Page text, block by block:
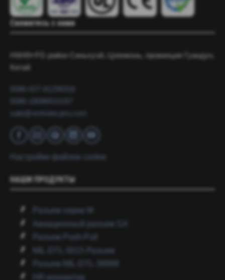
Свяжитесь с нами
HW49+FG район Синьхуэй, Цзянмэнь, провинция Гуандун,
Китай
sale@renhotecpro.com
Настройки файлов cookie
НАШИ ПРОДУКТЫ
Разъем серии M
Авиационный разъем GX
Разъем Push-Pull
MIL-DTL-5015 Разъем
Разъем MIL-DTL-38999
HR-коннектор